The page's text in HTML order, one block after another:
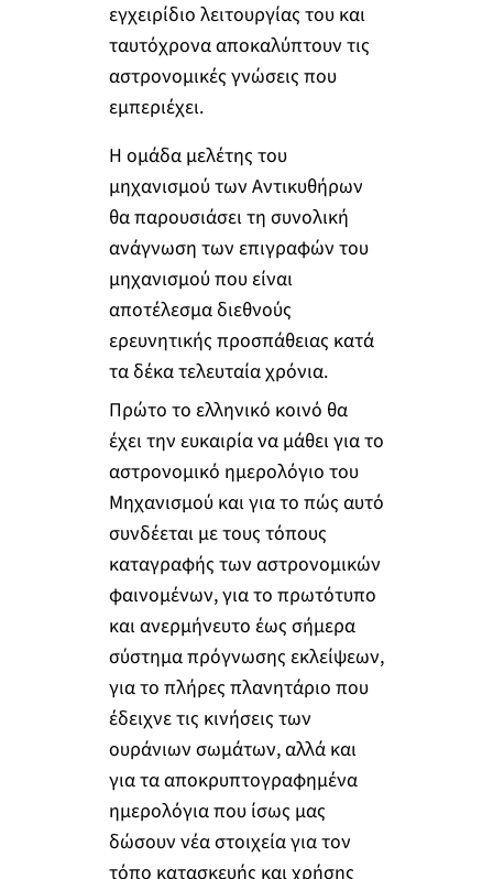
εγχειρίδιο λειτουργίας του και
ταυτόχρονα αποκαλύπτουν τις
αστρονομικές γνώσεις που
εμπεριέχει.
Η ομάδα μελέτης του
μηχανισμού των Αντικυθήρων
θα παρουσιάσει τη συνολική
ανάγνωση των επιγραφών του
μηχανισμού που είναι
αποτέλεσμα διεθνούς
ερευνητικής προσπάθειας κατά
τα δέκα τελευταία χρόνια.
Πρώτο το ελληνικό κοινό θα
έχει την ευκαιρία να μάθει για το
αστρονομικό ημερολόγιο του
Μηχανισμού και για το πώς αυτό
συνδέεται με τους τόπους
καταγραφής των αστρονομικών
φαινομένων, για το πρωτότυπο
και ανερμήνευτο έως σήμερα
σύστημα πρόγνωσης εκλείψεων,
για το πλήρες πλανητάριο που
έδειχνε τις κινήσεις των
ουράνιων σωμάτων, αλλά και
για τα αποκρυπτογραφημένα
ημερολόγια που ίσως μας
δώσουν νέα στοιχεία για τον
τόπο κατασκευής και χρήσης